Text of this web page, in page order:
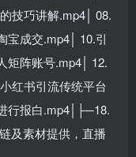
技巧讲解.mp4│ 08.
宝成交.mp4│ 10.引
矩阵账号.mp4│ 12.
红书引流传统平台
行报白.mp4│├─18.
及素材提供，直播